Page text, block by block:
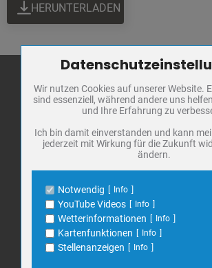
HERUNTERLADEN
Stadt Bad
Markt 1
Telefon: 034671
E-Mail:info@bad-frankenhausen.de
Search
Zum Betrieb der Seite notwendige
Name
PHP Session Cookie
Anbieter
Eigentümer dieser Website
Schutz
Cookie Name
PHPSESSID, fe_typo_user
Name
Cookiespeicherung
Anbieter
Eigentümer dieser Website
Zweck
Speichert die Einstellungen
bezüglich der Speicherung
Cookie Name
dywc
Wir nutzen Cookies auf unserer Website.
sind essenziell, während andere uns
und Ihre Erfahrung zu
Ich bin damit einverstanden und kann
jederzeit mit Wirkung für die Zukunft
ändern.
Notwendig Info
YouTube Videos Info
Wetterinformationen Info
Kartenfunktionen Info
Stellenanzeigen Info